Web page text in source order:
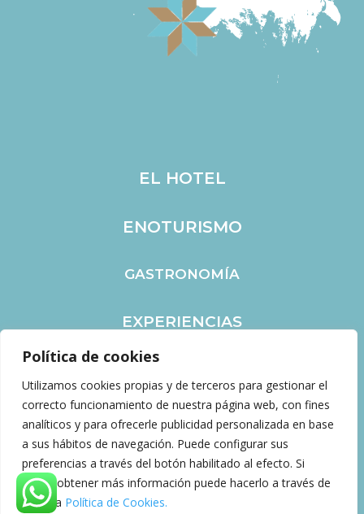
Política de cookies
Utilizamos cookies propias y de terceros para gestionar el
correcto funcionamiento de nuestra página web, con fines
analíticos y para ofrecerle publicidad personalizada en base
a sus hábitos de navegación. Puede configurar sus
preferencias a través del botón habilitado al efecto. Si
desea obtener más información puede hacerlo a través de
nuestra Política de Cookies.
EL HOTEL
ENOTURISMO
GASTRONOMÍA
EXPERIENCIAS
CONTACTO
Web creada y gestionada porSocialTur |
Marketing Hotelero